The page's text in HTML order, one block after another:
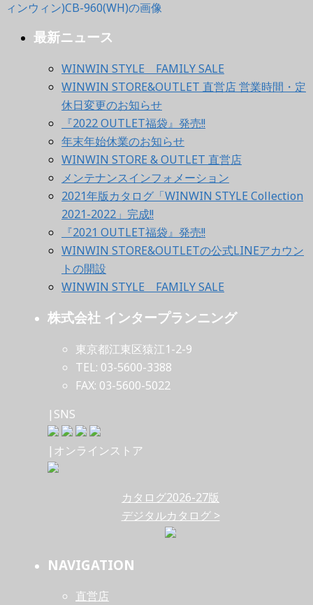
最新ニュース
WINWIN STYLE FAMILY SALE
WINWIN STORE&OUTLET 直営店 営業時間・定
休日変更のお知らせ
『2022 OUTLET福袋』発売!!
年末年始休業のお知らせ
WINWIN STORE & OUTLET 直営店
メンテナンスインフォメーション
2021年版カタログ「WINWIN STYLE Collection
2021-2022」完成!!
『2021 OUTLET福袋』発売!!
WINWIN STORE&OUTLETの公式LINEアカウン
トの開設
WINWIN STYLE FAMILY SALE
株式会社 インタープランニング
東京都江東区猿江1-2-9
TEL: 03-5600-3388
FAX: 03-5600-5022
|SNS
|オンラインストア
カタログ2026-27版
デジタルカタログ >
NAVIGATION
直営店